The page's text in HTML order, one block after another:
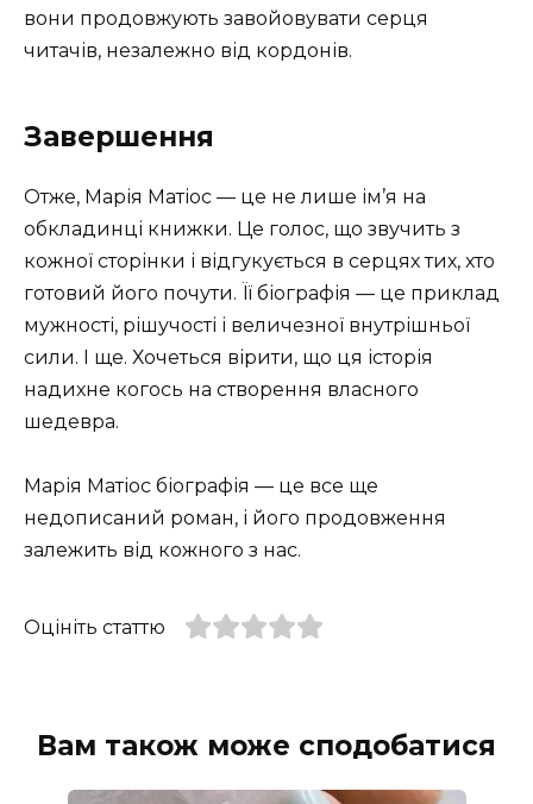
вони продовжують завойовувати серця
читачів, незалежно від кордонів.
Завершення
Отже, Марія Матіос — це не лише ім’я на
обкладинці книжки. Це голос, що звучить з
кожної сторінки і відгукується в серцях тих, хто
готовий його почути. Її біографія — це приклад
мужності, рішучості і величезної внутрішньої
сили. І ще. Хочеться вірити, що ця історія
надихне когось на створення власного
шедевра.
Марія Матіос біографія — це все ще
недописаний роман, і його продовження
залежить від кожного з нас.
Оцініть статтю
Вам також може сподобатися